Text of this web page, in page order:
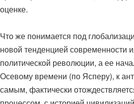
оценке.
Что же понимается под
новой тенденцией современности
политической революции, а ее
Осевому времени (по Ясперу), к
самым, фактически